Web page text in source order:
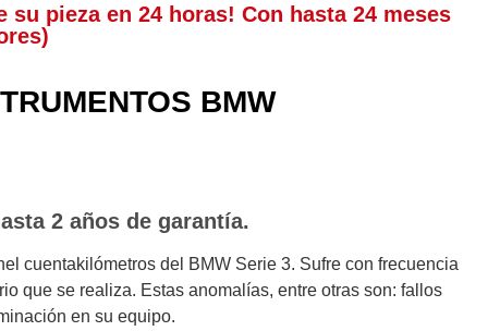
su pieza en 24 horas! Con hasta 24 meses
BMW
2 años de garantía.
cuentakilómetros del BMW Serie 3. Sufre con frecuencia
que se realiza. Estas anomalías, entre otras son: fallos
en su equipo.